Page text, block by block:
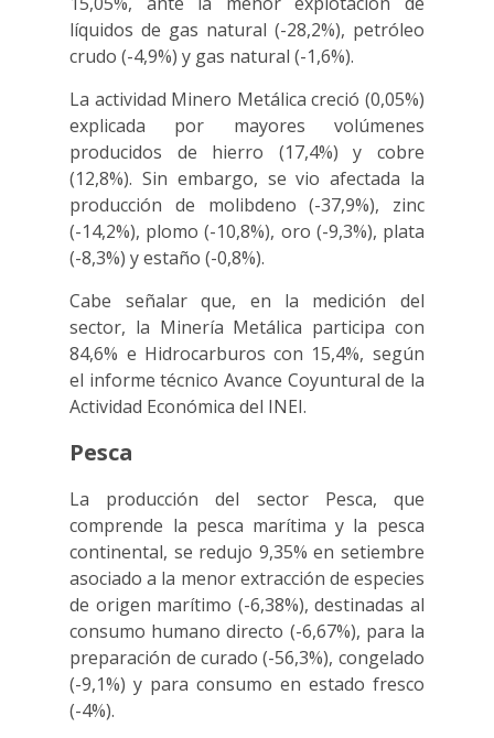
líquidos de gas natural (-28,2%), petróleo
crudo (-4,9%) y gas natural (-1,6%).
La actividad Minero Metálica creció (0,05%)
explicada por mayores volúmenes
producidos de hierro (17,4%) y cobre
(12,8%). Sin embargo, se vio afectada la
producción de molibdeno (-37,9%), zinc
(-14,2%), plomo (-10,8%), oro (-9,3%), plata
(-8,3%) y estaño (-0,8%).
Cabe señalar que, en la medición del
sector, la Minería Metálica participa con
84,6% e Hidrocarburos con 15,4%, según
el informe técnico Avance Coyuntural de la
Actividad Económica del INEI.
Pesca
La producción del sector Pesca, que
comprende la pesca marítima y la pesca
continental, se redujo 9,35% en setiembre
asociado a la menor extracción de especies
de origen marítimo (-6,38%), destinadas al
consumo humano directo (-6,67%), para la
preparación de curado (-56,3%), congelado
(-9,1%) y para consumo en estado fresco
(-4%).